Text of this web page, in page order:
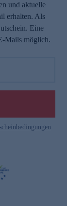
und aktuelle
erhalten. Als
Eine
Mails möglich.